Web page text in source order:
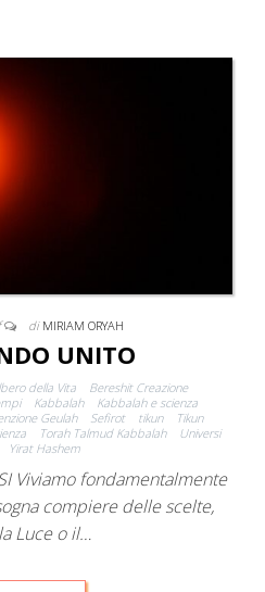
di MIRIAM ORYAH
UNITO
della Vita
Bereshit Creazione
Kabbalah
Kabbalah e scienza
Geulah Sefirot tikun
Tikun
Torah Talmud Kabbalah
Universi
Yirat Hashem
Viviamo fondamentalmente
compiere delle scelte,
Luce o il…